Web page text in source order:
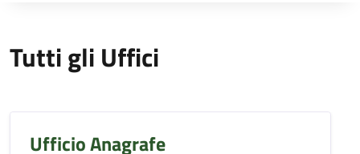
Tutti gli Uffici
Ufficio Anagrafe